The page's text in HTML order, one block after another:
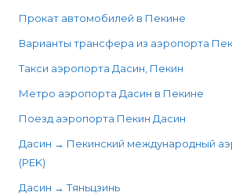
Прокат автомобилей в Пекине
Варианты трансфера из аэропорта
Такси аэропорта Дасин, Пекин
Метро аэропорта Дасин в Пекине
Поезд аэропорта Пекин Дасин
Дасин → Пекинский международный
(PEK)
Дасин → Тяньцзинь